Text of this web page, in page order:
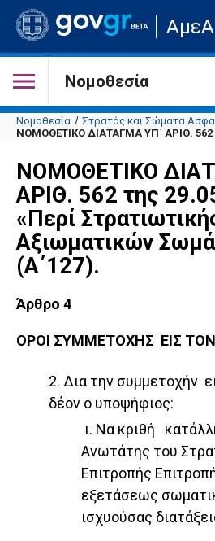
Μετάβαση
στην
σελίδα
του
ΑμεΑ
Νομοθεσία
Νομοθεσία
Στρατός και Σώματα
ΝΟΜΟΘΕΤΙΚΟ ΔΙΑΤΑΓΜΑ ΥΠ΄ ΑΡΙΘ. 562
ΝΟΜΟΘΕΤΙΚΟ
ΑΡΙΘ. 562 της
«Περί
Αξιωματικών
(Α΄127).
Άρθρο 4
ΟΡΟΙ ΣΥΜΜΕΤΟΧΗΣ ΕΙΣ
2. Δια την συμμετοχήν
δέον ο υποψήφιος:
ι. Να κριθή
Ανωτάτης του
Επιτροπής
εξετάσεως
ισχυούσας